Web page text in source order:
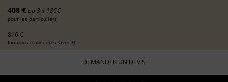
408 € ou 3 x 136€
pour les particuliers
816 €
formation continue (en savoir +)
DEMANDER UN DEVIS